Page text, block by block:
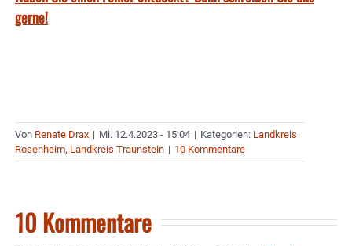
gerne!
Von Renate Drax | Mi. 12.4.2023 - 15:04 | Kategorien: Landkreis
Rosenheim, Landkreis Traunstein | 10 Kommentare
10 Kommentare